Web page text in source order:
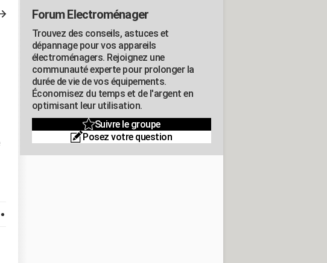
Forum Electroménager
Trouvez des conseils, astuces et
dépannage pour vos appareils
électroménagers. Rejoignez une
communauté experte pour prolonger la
durée de vie de vos équipements.
Économisez du temps et de l'argent en
optimisant leur utilisation.
Suivre le groupe
Posez votre question